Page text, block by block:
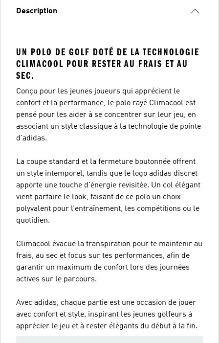
Description
UN POLO DE GOLF DOTÉ DE LA TECHNOLOGIE
CLIMACOOL POUR RESTER AU FRAIS ET AU
SEC.
Conçu pour les jeunes joueurs qui apprécient le
confort et la performance, le polo rayé Climacool est
pensé pour les aider à se concentrer sur leur jeu, en
associant un style classique à la technologie de pointe
d'adidas.
La coupe standard et la fermeture boutonnée offrent
un style intemporel, tandis que le logo adidas discret
apporte une touche d'énergie revisitée. Un col élégant
vient parfaire le look, faisant de ce polo un choix
polyvalent pour l’entraînement, les compétitions ou le
quotidien.
Climacool évacue la transpiration pour te maintenir au
frais, au sec et focus sur tes performances, afin de
garantir un maximum de confort lors des journées
actives sur le parcours.
Avec adidas, chaque partie est une occasion de jouer
avec confort et style, inspirant les jeunes golfeurs à
apprécier le jeu et à rester élégants du début à la fin.